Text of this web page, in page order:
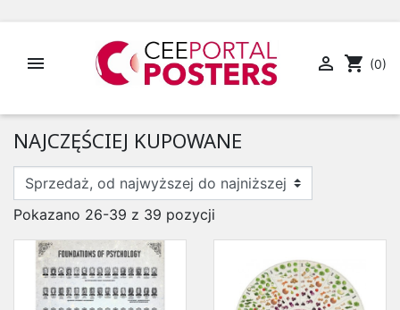
  shopping_cart (0)
NAJCZĘŚCIEJ KUPOWANE
Pokazano 26-39 z 39 pozycji